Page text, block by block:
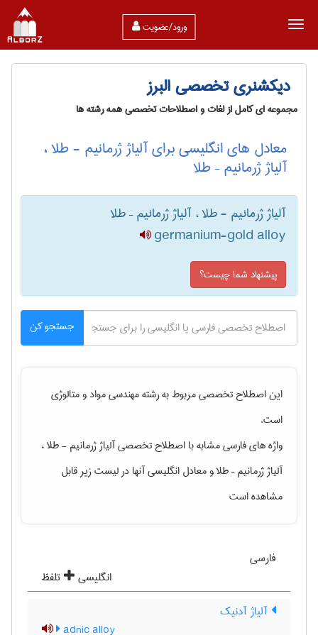
ورود/عضویت
دیکشنری تخصصی البرز
مجموعه ای کامل از لغات و اصطلاحات تخصصی همه رشته ها
معادل های انگلیسی برای آلیاژ ژرمانیم - طلا ،
آلیاژ ژرمانیم – طلا
آلیاژ ژرمانیم - طلا ، آلیاژ ژرمانیم – طلا
germanium-gold alloy
پیشنهاد شما چیست؟
جستجو کن
این اصطلاح تخصصی مربوط به رشتهمهندسی مواد و متالوژی
است.
واژه های فارسی مشابه با اصطلاح تخصصیآلیاژ ژرمانیم - طلا ،
آلیاژ ژرمانیم – طلاو معادل انگلیسی آنها در لیست زیر قابل
مشاهده است
فارسی
انگلیسی
تلفظ
آلیاژ آدنیک
adnic alloy